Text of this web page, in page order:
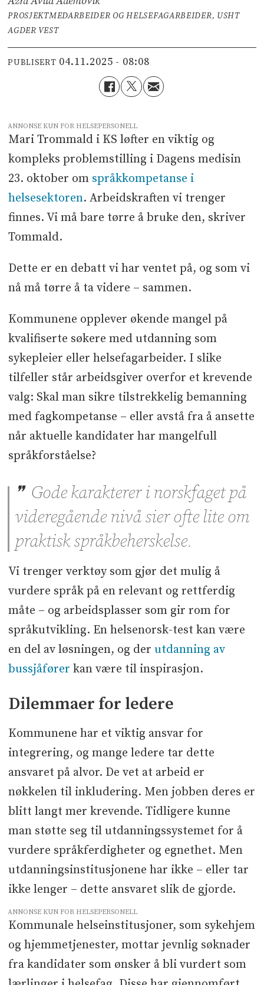
PROSJEKTMEDARBEIDER OG HELSEFAGARBEIDER, USHT
AGDER VEST
PUBLISERT 04.11.2025 - 08:08
ANNONSE KUN FOR HELSEPERSONELL
Mari Trommald i KS løfter en viktig og
kompleks problemstilling i Dagens medisin
23. oktober om språkkompetanse i
helsesektoren. Arbeidskraften vi trenger
finnes. Vi må bare tørre å bruke den, skriver
Tommald.
Dette er en debatt vi har ventet på, og som vi
nå må tørre å ta videre – sammen.
Kommunene opplever økende mangel på
kvalifiserte søkere med utdanning som
sykepleier eller helsefagarbeider. I slike
tilfeller står arbeidsgiver overfor et krevende
valg: Skal man sikre tilstrekkelig bemanning
med fagkompetanse – eller avstå fra å ansette
når aktuelle kandidater har mangelfull
språkforståelse?
Gode karakterer i norskfaget på
videregående nivå sier ofte lite om
praktisk språkbeherskelse.
Vi trenger verktøy som gjør det mulig å
vurdere språk på en relevant og rettferdig
måte – og arbeidsplasser som gir rom for
språkutvikling. En helsenorsk-test kan være
en del av løsningen, og der utdanning av
bussjåfører kan være til inspirasjon.
Dilemmaer for ledere
Kommunene har et viktig ansvar for
integrering, og mange ledere tar dette
ansvaret på alvor. De vet at arbeid er
nøkkelen til inkludering. Men jobben deres er
blitt langt mer krevende. Tidligere kunne
man støtte seg til utdanningssystemet for å
vurdere språkferdigheter og egnethet. Men
utdanningsinstitusjonene har ikke – eller tar
ikke lenger – dette ansvaret slik de gjorde.
ANNONSE KUN FOR HELSEPERSONELL
Kommunale helseinstitusjoner, som sykehjem
og hjemmetjenester, mottar jevnlig søknader
fra kandidater som ønsker å bli vurdert som